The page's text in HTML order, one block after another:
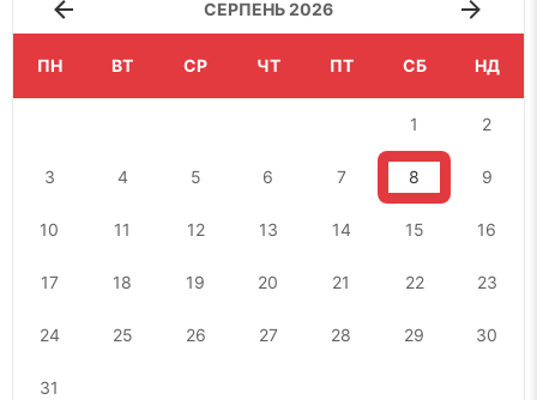
СЕРПЕНЬ 2026
ПН ВТ СР ЧТ ПТ СБ НД
1 2
3 4 5 6 7 8 9
10 11 12 13 14 15 16
17 18 19 20 21 22 23
24 25 26 27 28 29 30
31